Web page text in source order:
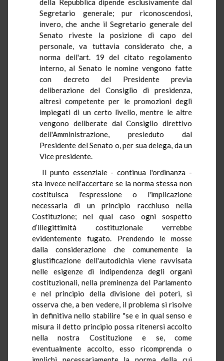
della Repubblica dipende esclusivamente dal
Segretario generale; pur riconoscendosi,
invero, che anche il Segretario generale del
Senato riveste la posizione di capo del
personale, va tuttavia considerato che, a
norma dell'art. 19 del citato regolamento
interno, al Senato le nomine vengono fatte
con decreto del Presidente previa
deliberazione del Consiglio di presidenza,
altresì competente per le promozioni degli
impiegati di un certo livello, mentre le altre
vengono deliberate dal Consiglio direttivo
dell'Amministrazione, presieduto dal
Presidente del Senato o, per sua delega, da un
Vice presidente.
Il punto essenziale - continua l'ordinanza -
sta invece nell'accertare se la norma stessa non
costituisca l'espressione o l'implicazione
necessaria di un principio racchiuso nella
Costituzione; nel qual caso ogni sospetto
d’illegittimità costituzionale verrebbe
evidentemente fugato. Prendendo le mosse
dalla considerazione che comunemente la
giustificazione dell'autodichia viene ravvisata
nelle esigenze di indipendenza degli organi
costituzionali, nella preminenza del Parlamento
e nel principio della divisione dei poteri, si
osserva che, a ben vedere, il problema si risolve
in definitiva nello stabilire "se e in qual senso e
misura il detto principio possa ritenersi accolto
nella nostra Costituzione e se, come
eventualmente accolto, esso ricomprenda o